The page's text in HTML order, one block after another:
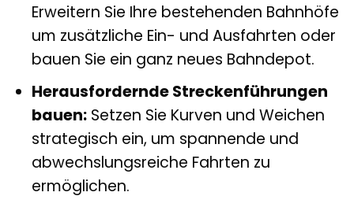
Erweitern Sie Ihre bestehenden Bahnhöfe
um zusätzliche Ein- und Ausfahrten oder
bauen Sie ein ganz neues Bahndepot.
Herausfordernde Streckenführungen
bauen:Setzen Sie Kurven und Weichen
strategisch ein, um spannende und
abwechslungsreiche Fahrten zu
ermöglichen.